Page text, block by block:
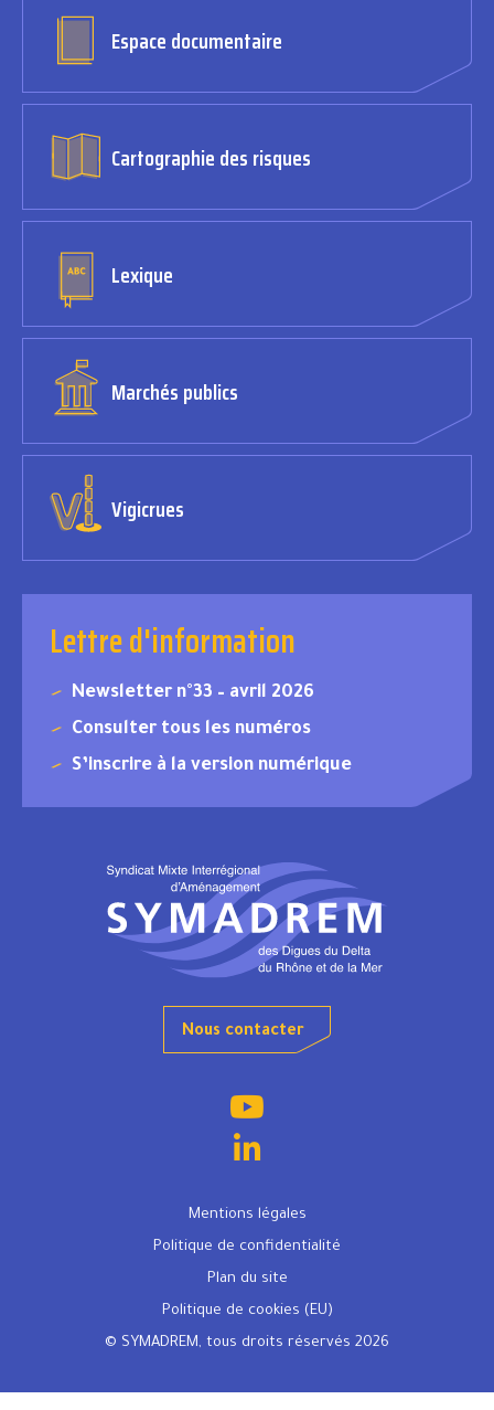
Espace documentaire
Cartographie des risques
Lexique
Marchés publics
Vigicrues
Lettre d'information
Newsletter n°33 – avril 2026
Consulter tous les numéros
S’inscrire à la version numérique
Nous contacter
Mentions légales
Politique de confidentialité
Plan du site
Politique de cookies (EU)
© SYMADREM, tous droits réservés 2026